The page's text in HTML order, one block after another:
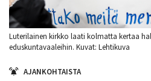
Luterilainen kirkko laati kolmatta kertaa
eduskuntavaaleihin. Kuvat: Lehtikuva
AJANKOHTAISTA